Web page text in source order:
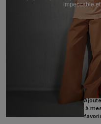
impeccable
à